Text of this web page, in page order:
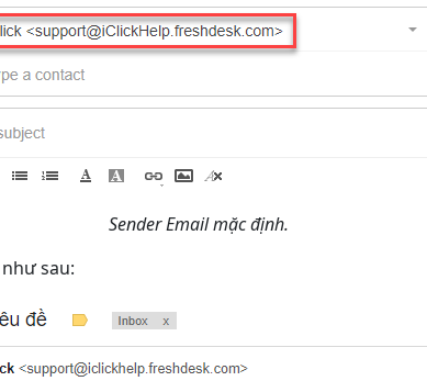
Sender Email mặc định.
sau: